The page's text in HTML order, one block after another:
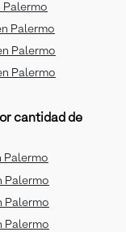
Palermo
Palermo
Palermo
Palermo
cantidad de
Palermo
Palermo
Palermo
Palermo